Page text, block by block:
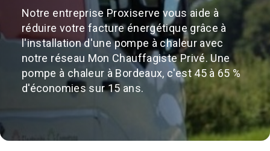
Notre entreprise Proxiserve vous aide à
réduire votre facture énergétique grâce à
l'installation d'une pompe à chaleur avec
notre réseau Mon Chauffagiste Privé. Une
pompe à chaleur à Bordeaux, c'est 45 à 65 %
d'économies sur 15 ans.